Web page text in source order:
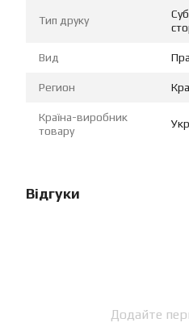
Тип друку
Вид
Регион
Країна-виробник
товару
Відгуки
Додайте